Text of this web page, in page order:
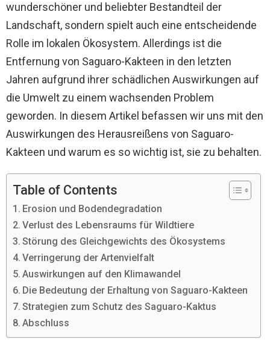
wunderschöner und beliebter Bestandteil der
Landschaft, sondern spielt auch eine entscheidende
Rolle im lokalen Ökosystem. Allerdings ist die
Entfernung von Saguaro-Kakteen in den letzten
Jahren aufgrund ihrer schädlichen Auswirkungen auf
die Umwelt zu einem wachsenden Problem
geworden. In diesem Artikel befassen wir uns mit den
Auswirkungen des Herausreißens von Saguaro-
Kakteen und warum es so wichtig ist, sie zu behalten.
Table of Contents
Erosion und Bodendegradation
Verlust des Lebensraums für Wildtiere
Störung des Gleichgewichts des Ökosystems
Verringerung der Artenvielfalt
Auswirkungen auf den Klimawandel
Die Bedeutung der Erhaltung von Saguaro-Kakteen
Strategien zum Schutz des Saguaro-Kaktus
Abschluss